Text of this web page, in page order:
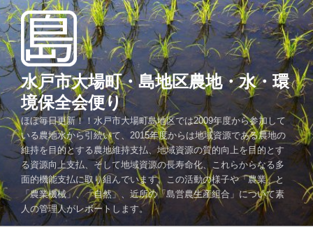
コ
ン
テ
ン
ツ
へ
ス
キ
プ
水戸市大場町・島地区農地・水・環
境保全会便り
ほぼ毎日更新！！水戸市大場町島地区では2009年度から参加して
いる農地水から引続いて、2015年度からは地域資源である農地の
維持を目的とする農地維持支払、地域資源の質的向上を目的とす
る資源向上支払、そして地域資源の長寿命化、これらからなる多
面的機能支払に取り組んでいます。この活動の様子や「農業」と
「農業機械」、「自然」、近所の「島営農生産組合」について素
人の管理人がレポートします。